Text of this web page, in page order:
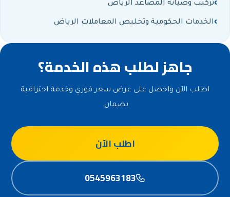
تركيب وصيانة المصاعد الرياض
الخدمات الحكومية وتخليص المعاملات الرياض
جاهز لطلب هذه الخدمة؟
اطلب الآن واحصل على عرض سعر فوري وخدمة احترافية
بضمان.
اطلب الآن
0545963183